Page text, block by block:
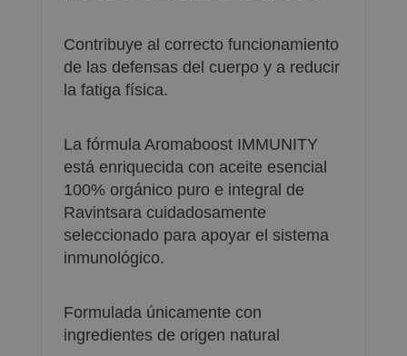
Contribuye al correcto funcionamiento
de las defensas del cuerpo y a reducir
la fatiga física.
La fórmula Aromaboost IMMUNITY
está enriquecida con aceite esencial
100% orgánico puro e integral de
Ravintsara cuidadosamente
seleccionado para apoyar el sistema
inmunológico.
Formulada únicamente con
ingredientes de origen natural